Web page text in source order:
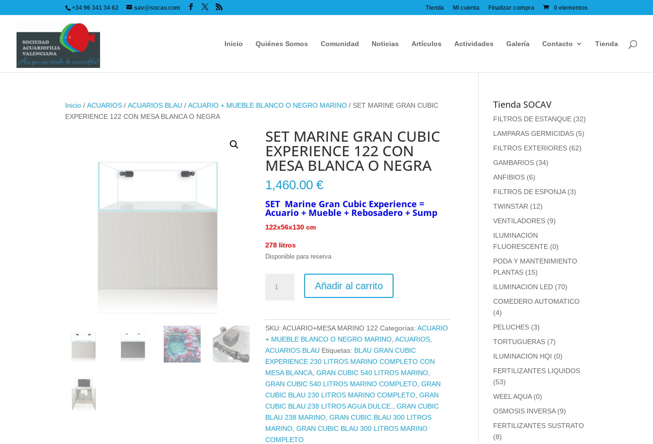
+34 96 341 34 62 sav@socav.com Tienda Mi cuenta Finalizar compra 0 elementos
Inicio Quiénes Somos Comunidad Noticias Artículos Actividades Galería Contacto Tienda
Inicio /ACUARIOS /ACUARIOS BLAU /ACUARIO + MUEBLE BLANCO O NEGRO MARINO / SET MARINE GRAN CUBIC
EXPERIENCE 122 CON MESA BLANCA O NEGRA
SET MARINE GRAN CUBIC
EXPERIENCE 122 CON
MESA BLANCA O NEGRA
1,460.00€
SET Marine Gran Cubic Experience =
Acuario + Mueble + Rebosadero + Sump
122x56x130 cm
278 litros
Disponible para reserva
MARINE
Añadir al carrito
SKU:ACUARIO+MESA MARINO 122 Categorías:ACUARIO
+ MUEBLE BLANCO O NEGRO MARINO ,ACUARIOS
ACUARIOS BLAU Etiquetas: BLAU GRAN CUBIC
EXPERIENCE 230 LITROS MARINO COMPLETO CON
MESA BLANCA ,GRAN CUBIC 540 LITROS MARINO
GRAN CUBIC 540 LITROS MARINO COMPLETO ,GRAN
CUBIC BLAU 230 LITROS MARINO COMPLETO ,GRAN
CUBIC BLAU 238 LITROS AGUA DULCE.
,GRAN CUBIC
BLAU 238 MARINO ,GRAN CUBIC BLAU 300 LITROS
MARINO ,GRAN CUBIC BLAU 300 LITROS MARINO
COMPLETO
Tienda SOCAV
FILTROS DE ESTANQUE (32)
LAMPARAS GERMICIDAS (5)
FILTROS EXTERIORES (62)
GAMBARIOS (34)
ANFIBIOS (6)
FILTROS DE ESPONJA (3)
TWINSTAR (12)
VENTILADORES (9)
ILUMINACION
FLUORESCENTE (0)
PODA Y MANTENIMIENTO
PLANTAS (15)
ILUMINACION LED (70)
COMEDERO AUTOMATICO
(4)
PELUCHES (3)
TORTUGUERAS (7)
ILUMINACION HQI (0)
FERTILIZANTES LIQUIDOS
(53)
WEEL AQUA (0)
OSMOSIS INVERSA (9)
FERTILIZANTES SUSTRATO
(8)